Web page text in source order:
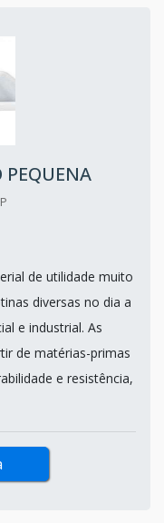
PEQUENA
de utilidade muito
diversas no dia a
e industrial. As
de matérias-primas
e resistência,